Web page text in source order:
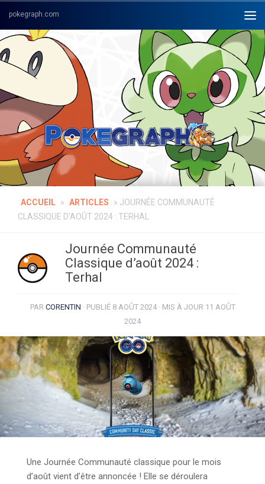
Skip to content
ACCUEIL » ARTICLES » JOURNÉE COMMUNAUTÉ
CLASSIQUE D’AOÛT 2024 : TERHAL
Journée Communauté
Classique d’août 2024 :
Terhal
PAR CORENTIN · PUBLIÉ 8 AOÛT 2024· MIS À JOUR 11 AOÛT
2024
Une Journée Communauté classique pour le mois
d’août vient d’être annoncée ! Elle se déroulera